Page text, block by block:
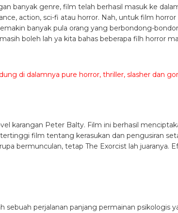
banyak genre, film telah berhasil masuk ke
action, sci-fi atau horror. Nah, untuk film horror
banyak pula orang yang berbondong-
boleh lah ya kita bahas beberapa filh horror
di dalamnya pure horror, thriller, slasher dan
karangan Peter Balty. Film ini berhasil
film tentang kerasukan dan pengusiran
bermunculan, tetap The Exorcist lah juaranya.
sebuah perjalanan panjang permainan psikologis